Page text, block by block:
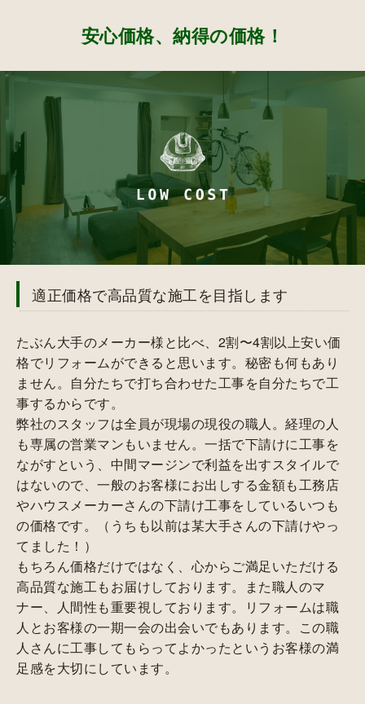
安心価格、納得の価格！
適正価格で高品質な施工を目指します
たぶん大手のメーカー様と比べ、2割〜4割以上安い価
格でリフォームができると思います。秘密も何もあり
ません。自分たちで打ち合わせた工事を自分たちで工
事するからです。
弊社のスタッフは全員が現場の現役の職人。経理の人
も専属の営業マンもいません。一括で下請けに工事を
ながすという、中間マージンで利益を出すスタイルで
はないので、一般のお客様にお出しする金額も工務店
やハウスメーカーさんの下請け工事をしているいつも
の価格です。（うちも以前は某大手さんの下請けやっ
てました！）
もちろん価格だけではなく、心からご満足いただける
高品質な施工もお届けしております。また職人のマ
ナー、人間性も重要視しております。リフォームは職
人とお客様の一期一会の出会いでもあります。この職
人さんに工事してもらってよかったというお客様の満
足感を大切にしています。